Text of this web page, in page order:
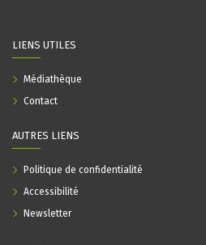
LIENS UTILES
Médiathèque
Contact
AUTRES LIENS
Politique de confidentialité
Accessibilité
Newsletter